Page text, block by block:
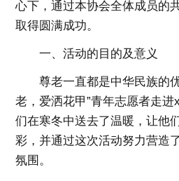
心下，通过本协会全体成员的
取得圆满成功。
一、活动的目的及意义
尊老一直都是中华民族的优
老，爱洒花甲”青年志愿者走
们在寒冬中送去了温暖，让他
彩，并通过这次活动努力营造
氛围。